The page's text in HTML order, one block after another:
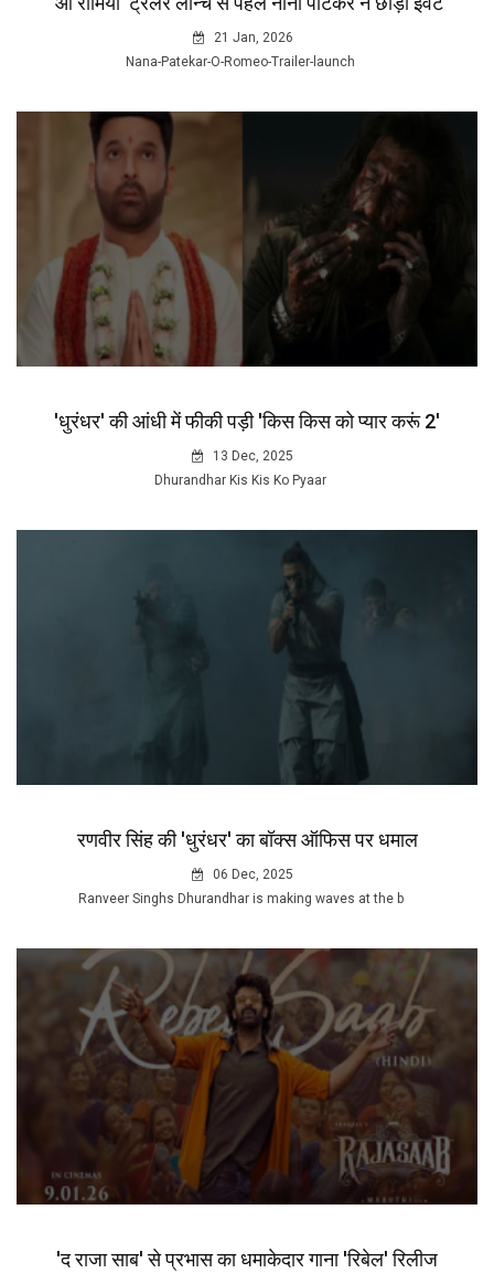
21 Jan, 2026
Nana-Patekar-O-Romeo-Trailer-launch
'धुरंधर' की आंधी में फीकी पड़ी 'किस किस को प्यार करूं 2'
13 Dec, 2025
Dhurandhar Kis Kis Ko Pyaar
रणवीर सिंह की 'धुरंधर' का बॉक्स ऑफिस पर धमाल
06 Dec, 2025
Ranveer Singhs Dhurandhar is making waves at the b
'द राजा साब' से प्रभास का धमाकेदार गाना 'रिबेल' रिलीज